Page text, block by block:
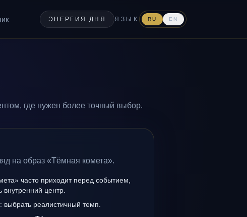
ЭНЕРГИЯ ДНЯ ЯЗЫК RU EN
где нужен более точный выбор.
на образ «Тёмная комета».
часто приходит перед событием,
внутренний центр.
выбрать реалистичный темп.